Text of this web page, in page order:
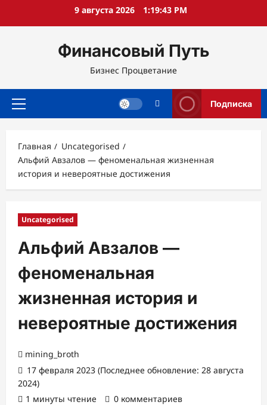
9 августа 2026 1:19:45 PM
Финансовый Путь
Бизнес Процветание
Основное
Подписка
Главная
Uncategorised
Альфий Авзалов — феноменальная жизненная
история и невероятные достижения
Uncategorised
Альфий Авзалов —
феноменальная
жизненная история и
невероятные достижения
mining_broth
17 февраля 2023 (Последнее обновление: 28 августа
2024)
1 минуты чтение
0 комментариев